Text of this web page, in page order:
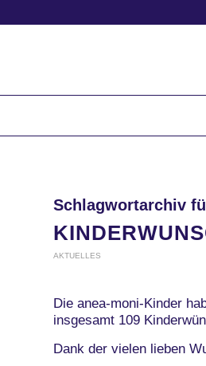
Schlagwortarchiv
AKTUELLES
Die anea-moni-Kinder
insgesamt 109
Dank der vielen lieben